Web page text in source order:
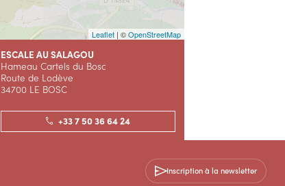
Leaflet | ©OpenStreetMap
ESCALE AU SALAGOU
Hameau Cartels du Bosc
Route de Lodève
34700 LE BOSC
+33 7 50 36 64 24
Inscription à la newsletter